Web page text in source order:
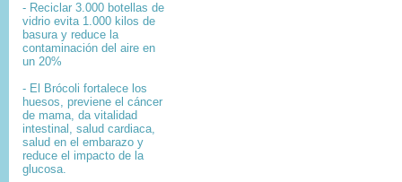
- Reciclar 3.000 botellas de
vidrio evita 1.000 kilos de
basura y reduce la
contaminación del aire en
un 20%
- El Brócoli fortalece los
huesos, previene el cáncer
de mama, da vitalidad
intestinal, salud cardiaca,
salud en el embarazo y
reduce el impacto de la
glucosa.